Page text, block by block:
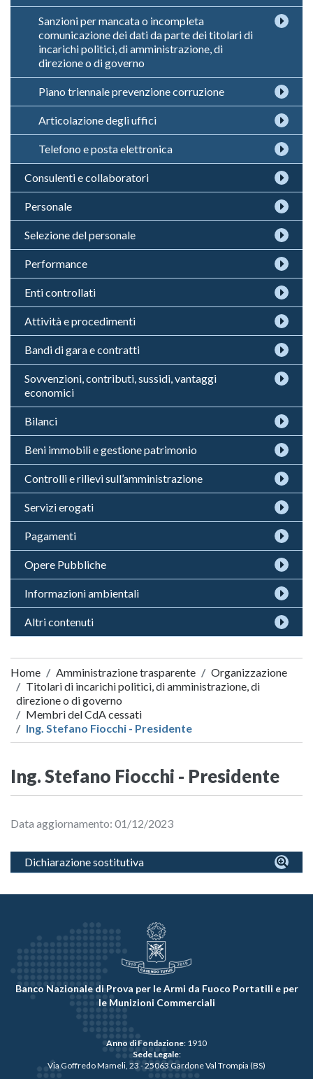
Sanzioni per mancata o incompleta
comunicazione dei dati da parte dei titolari di
incarichi politici, di amministrazione, di
direzione o di governo
Piano triennale prevenzione corruzione
Articolazione degli uffici
Telefono e posta elettronica
Consulenti e collaboratori
Personale
Selezione del personale
Performance
Enti controllati
Attività e procedimenti
Bandi di gara e contratti
Sovvenzioni, contributi, sussidi, vantaggi
economici
Bilanci
Beni immobili e gestione patrimonio
Controlli e rilievi sull’amministrazione
Servizi erogati
Pagamenti
Opere Pubbliche
Informazioni ambientali
Altri contenuti
Home Amministrazione trasparente
Organizzazione
Titolari di incarichi politici, di amministrazione, di
direzione o di governo
Membri del CdA cessati
Ing. Stefano Fiocchi - Presidente
Ing. Stefano Fiocchi - Presidente
Data aggiornamento: 01/12/2023
Dichiarazione sostitutiva
Banco Nazionale di Prova per le Armi da Fuoco Portatili e per
le Munizioni Commerciali
Anno di Fondazione: 1910
Sede Legale:
Via Goffredo Mameli, 23 - 25063 Gardone Val Trompia (BS)